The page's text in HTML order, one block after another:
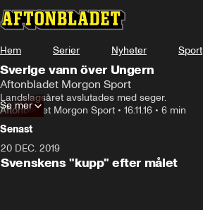
Hem Serier Nyheter Sport
Sverige vann över Ungern
Aftonbladet Morgon Sport
Landslagsåret avslutades med seger.
Aftonbladet Morgon Sport • 16.11.16 • 6 min
Se mer
Senast
20 DEC. 2019
Svenskens "kupp" efter målet